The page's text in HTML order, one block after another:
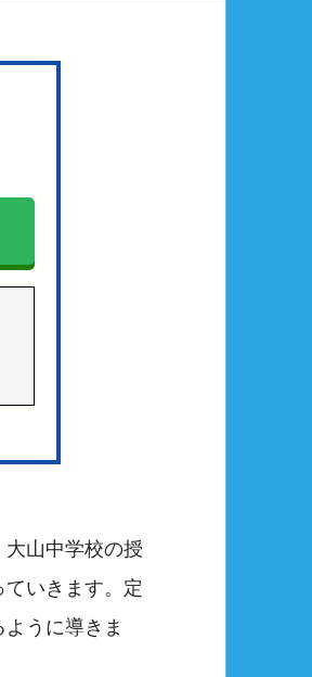
山中学校の授
いきます。定
うに導きま